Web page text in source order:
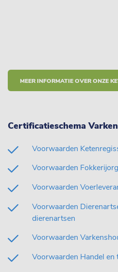
MEER INFORMATIE OVER ONZE
Certificatieschema
Voorwaarden
Voorwaarden
Voorwaarden
Voorwaarden
dierenartsen
Voorwaarden
Voorwaarden Handel